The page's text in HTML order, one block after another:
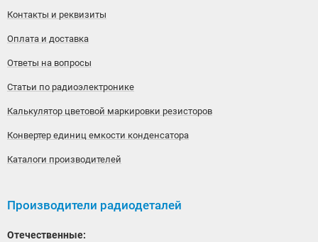
Контакты и реквизиты
Оплата и доставка
Ответы на вопросы
Статьи по радиоэлектронике
Калькулятор цветовой маркировки резисторов
Конвертер единиц емкости конденсатора
Каталоги производителей
Производители радиодеталей
Отечественные: